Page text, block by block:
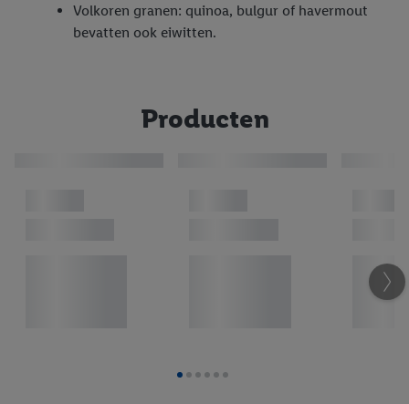
Volkoren granen: quinoa, bulgur of havermout
bevatten ook eiwitten.
Producten